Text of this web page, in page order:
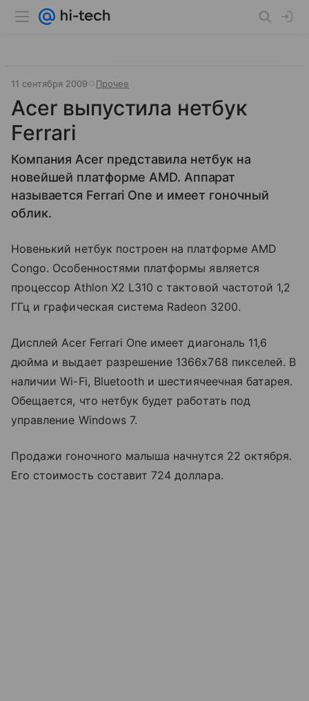
11 сентября 2009 Прочее
Acer выпустила нетбук
Ferrari
Компания Acer представила нетбук на
новейшей платформе AMD. Аппарат
называется Ferrari One и имеет гоночный
облик.
Новенький нетбук построен на платформе AMD
Congo. Особенностями платформы является
процессор Athlon X2 L310 с тактовой частотой 1,2
ГГц и графическая система Radeon 3200.
Дисплей Acer Ferrari One имеет диагональ 11,6
дюйма и выдает разрешение 1366x768 пикселей. В
наличии Wi-Fi, Bluetooth и шестиячеечная батарея.
Обещается, что нетбук будет работать под
управление Windows 7.
Продажи гоночного малыша начнутся 22 октября.
Его стоимость составит 724 доллара.